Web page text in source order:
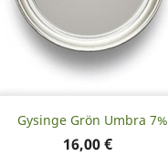
Gysinge Grön Umbra 7%
Pris
16,00 €